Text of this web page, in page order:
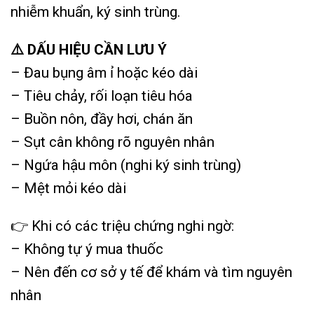
nhiễm khuẩn, ký sinh trùng.
⚠️ DẤU HIỆU CẦN LƯU Ý
– Đau bụng âm ỉ hoặc kéo dài
– Tiêu chảy, rối loạn tiêu hóa
– Buồn nôn, đầy hơi, chán ăn
– Sụt cân không rõ nguyên nhân
– Ngứa hậu môn (nghi ký sinh trùng)
– Mệt mỏi kéo dài
👉 Khi có các triệu chứng nghi ngờ:
– Không tự ý mua thuốc
– Nên đến cơ sở y tế để khám và tìm nguyên
nhân